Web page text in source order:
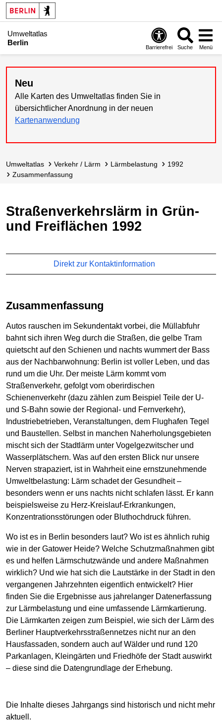
Umweltatlas
Berlin
Barrierefrei Suche Menü
Neu
Alle Karten des Umweltatlas finden Sie in
übersichtlicher Anordnung in der neuen
Kartenanwendung
Umweltatlas Verkehr / Lärm Lärmbelastung
1992
Zusammen­fassung
Straßenverkehrslärm in Grün-
und Freiflächen 1992
Direkt zur Kontaktinformation
Zusammenfassung
Autos rauschen im Sekundentakt vorbei, die Müllabfuhr
bahnt sich ihren Weg durch die Straßen, die gelbe Tram
quietscht auf den Schienen und nachts wummert der Bass
aus der Nachbarwohnung: Berlin ist voller Leben, und das
rund um die Uhr. Der meiste Lärm kommt vom
Straßenverkehr, gefolgt vom oberirdischen
Schienenverkehr (dazu zählen zum Beispiel Teile der U-
und S-Bahn sowie der Regional- und Fernverkehr),
Industriebetrieben, Veranstaltungen, dem Flughafen Tegel
und Baustellen. Selbst in manchen Naherholungsgebieten
mischt sich der Stadtlärm unter Vogelgezwitscher und
Wasserplätschern. Was auf den ersten Blick nur unsere
Nerven strapaziert, ist in Wahrheit eine ernstzunehmende
Umweltbelastung: Lärm schadet der Gesundheit –
besonders wenn er uns nachts nicht schlafen lässt. Er kann
beispielsweise zu Herz-Kreislauf-Erkrankungen,
Konzentrationsstörungen oder Bluthochdruck führen.
Wo ist es in Berlin besonders laut? Wo ist es ähnlich ruhig
wie in der Gatower Heide? Welche Schutzmaßnahmen gibt
es und helfen Lärmschutzwände und andere Maßnahmen
wirklich? Und wie hat sich die Lautstärke in der Stadt in den
vergangenen Jahrzehnten eigentlich entwickelt? Hier
finden Sie die Ergebnisse aus jahrelanger Datenerfassung
zur Lärmbelastung und eine umfassende Lärmkartierung.
Die Lärmkarten zeigen zum Beispiel, wie sich der Lärm des
Berliner Hauptverkehrsstraßennetzes nicht nur an den
Hausfassaden, sondern auch auf Wälder und rund 120
Parkanlagen, Kleingärten und Friedhöfe der Stadt auswirkt
– diese sind die Datengrundlage der Erhebung.
Die Inhalte dieses Jahrgangs sind historisch und nicht mehr
aktuell.